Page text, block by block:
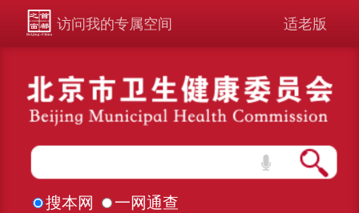
访问我的专属空间 适老版
搜本网 一网通查